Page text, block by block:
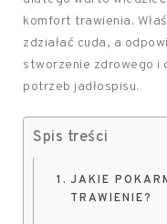
komfort trawienia.
zdziałać cuda, a
stworzenie zdrowego i
potrzeb jadłospisu.
Spis treści
JAKIE
TRAWIENIE?